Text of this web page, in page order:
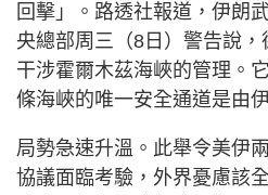
回擊」。路透社報道，伊朗
央總部周三（8日）警告說
干涉霍爾木茲海峽的管理。
條海峽的唯一安全通道是由
局勢急速升溫。此舉令美伊
協議面臨考驗，外界憂慮該